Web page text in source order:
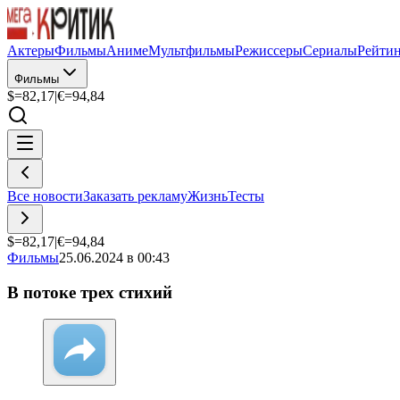
АктерыФильмыАнимеМультфильмыРежиссерыСериалы
Фильмы
$=82,17|€=94,84
Все новостиЗаказать рекламуЖизньТесты
$=82,17|€=94,84
Фильмы25.06.2024 в 00:43
В потоке трех стихий